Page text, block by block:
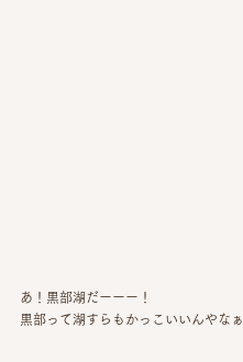
あ！黒部湖だーーー！
黒部って湖すらもかっこいいんやなぁ